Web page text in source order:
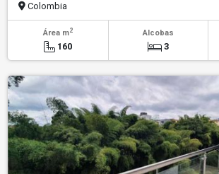
Colombia
Área m2
160
Alcobas
3